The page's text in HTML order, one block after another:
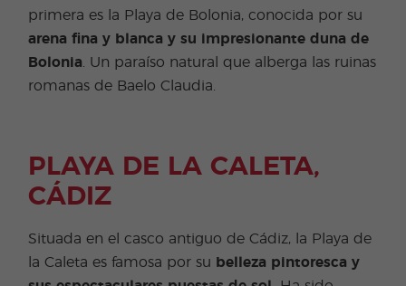
primera es la Playa de Bolonia, conocida por su
arena fina y blanca y su impresionante duna de
Bolonia . Un paraíso natural que alberga las ruinas
romanas de Baelo Claudia.
PLAYA DE LA CALETA,
CÁDIZ
Situada en el casco antiguo de Cádiz, la Playa de
la Caleta es famosa por su belleza pintoresca y